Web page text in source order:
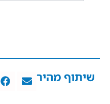
שיתוף מהיר